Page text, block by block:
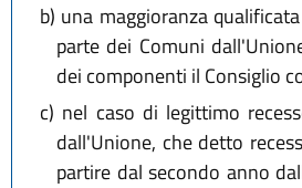
b) una maggioranza
parte dei Comuni
dei componenti il Consiglio
c) nel caso di legittimo
dall'Unione, che detto
partire dal secondo anno